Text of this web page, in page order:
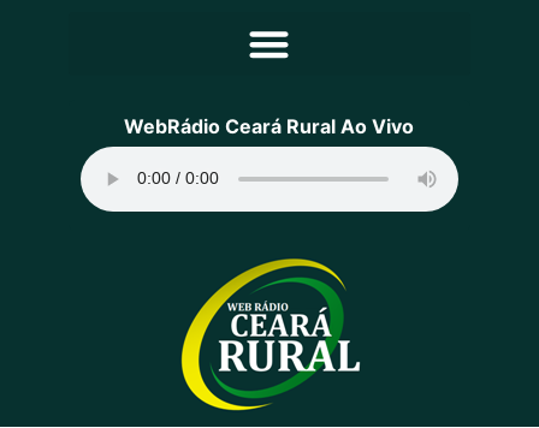
Principal
Programação
Equipe
Contato
Sobre
WebRádio Ceará Rural Ao Vivo